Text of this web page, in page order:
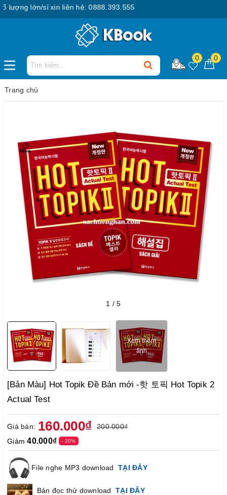
lớn/sỉ xin liên hệ: 0888.393.555
0 0
Trang chủ
1 /5
Xem thêm
ảnh
[Bản Màu] Hot Topik Đề Bản mới -핫 토픽 Hot Topik 2
Actual Test
Giá bán: 160.000₫
200.000₫
Giảm40.000₫ - 20%
File nghe MP3 download TẠI ĐÂY
Bản đọc thử download TẠI ĐÂY